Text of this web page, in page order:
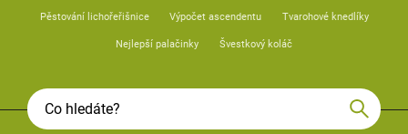
Pěstování lichořeřišnice Výpočet ascendentu Tvarohové knedlíky
Nejlepší palačinky Švestkový koláč